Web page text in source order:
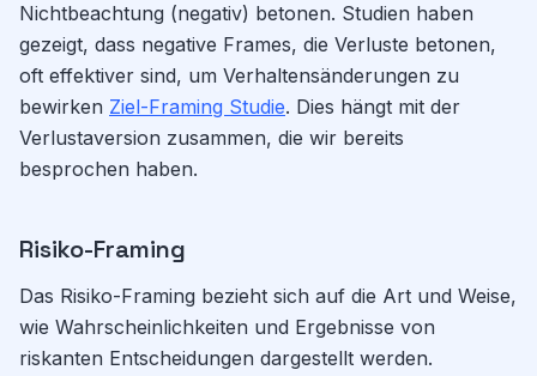
Nichtbeachtung (negativ) betonen. Studien haben
gezeigt, dass negative Frames, die Verluste betonen,
oft effektiver sind, um Verhaltensänderungen zu
bewirken Ziel-Framing Studie. Dies hängt mit der
Verlustaversion zusammen, die wir bereits
besprochen haben.
Risiko-Framing
Das Risiko-Framing bezieht sich auf die Art und Weise,
wie Wahrscheinlichkeiten und Ergebnisse von
riskanten Entscheidungen dargestellt werden.